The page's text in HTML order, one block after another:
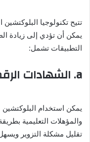
تتيح تكنولوجيا
يمكن أن تؤدي إلى زيادة
التطبيقات تشمل:
a. الشهادات الرقمية والتعليم:
يمكن استخدام البلوكتشين
والمؤهلات التعليمية
تقليل مشكلة التزوير